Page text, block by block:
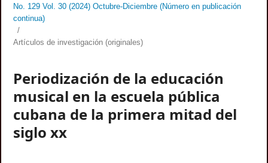
No. 129 Vol. 30 (2024) Octubre-Diciembre (Número en publicación
continua)
/
Artículos de investigación (originales)
Periodización de la educación
musical en la escuela pública
cubana de la primera mitad del
siglo xx